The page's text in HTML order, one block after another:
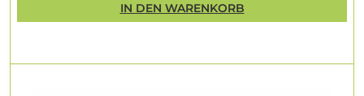
IN DEN WARENKORB